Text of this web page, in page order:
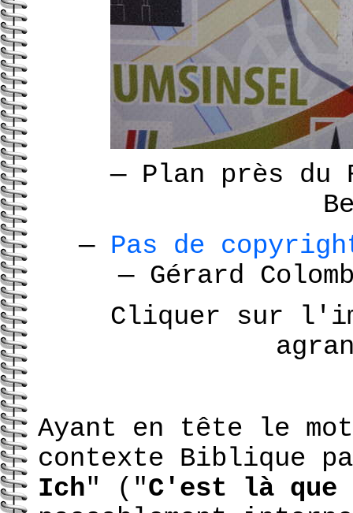
—Plan près du
— Pas de
—Gérard
Cliquer sur
Ayant en tête le
contexte Biblique
Ich" ("C'est là que